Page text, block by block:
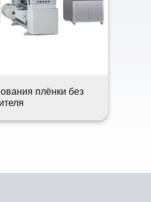
плёнки без